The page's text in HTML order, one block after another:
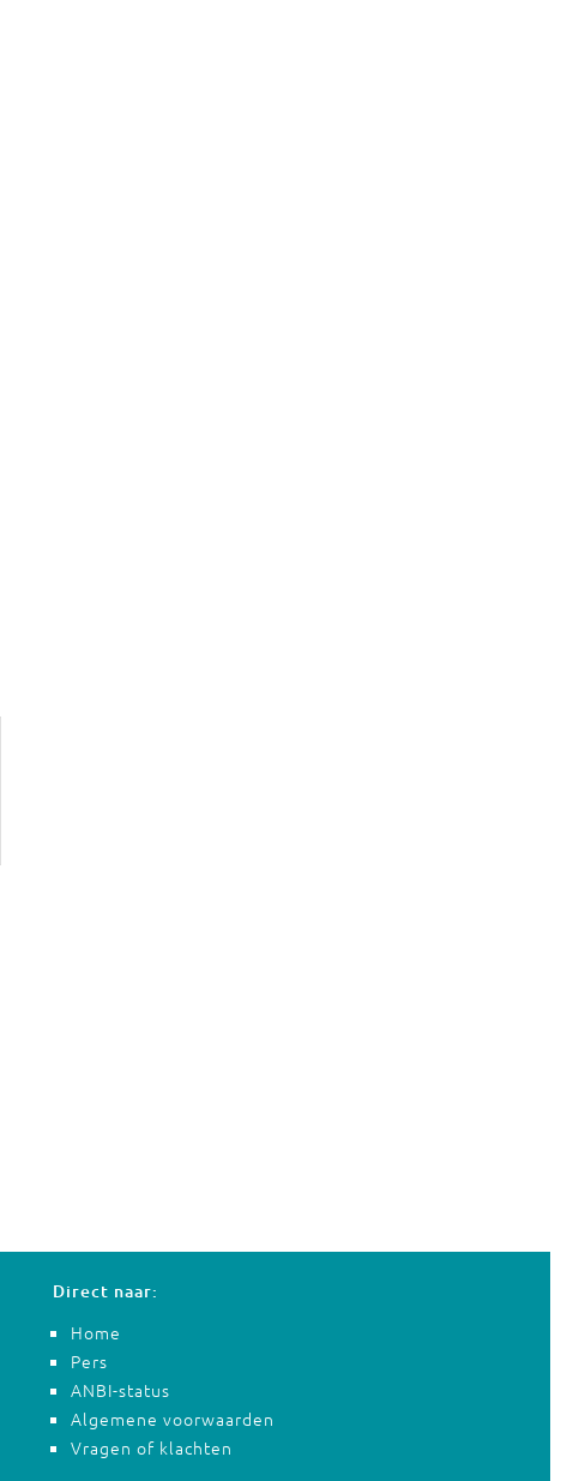
Direct naar:
Home
Pers
ANBI-status
Algemene voorwaarden
Vragen of klachten